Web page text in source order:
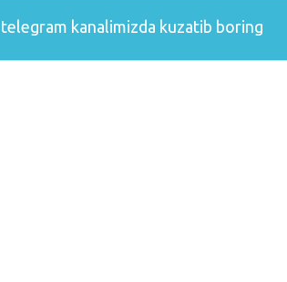
telegram kanalimizda kuzatib boring